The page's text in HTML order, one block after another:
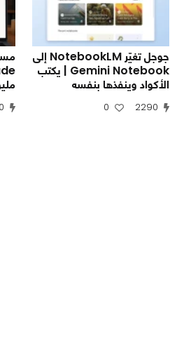
جوجل تغيّر NotebookLM إلى
Gemini Notebook | يكتب
الأكواد وينفذها بنفسه
2290
0